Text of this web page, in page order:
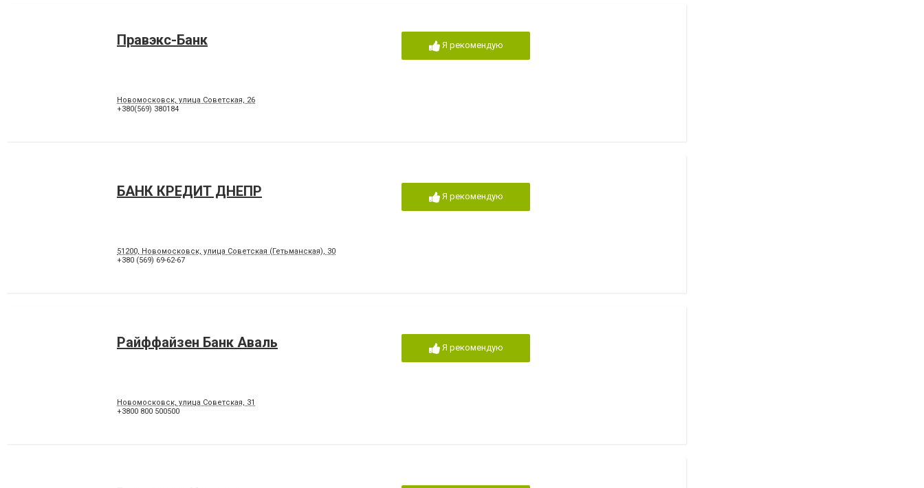
Правэкс-Банк
Новомосковск, улица Советская, 26
+380(569) 380184
Я рекомендую
БАНК КРЕДИТ ДНЕПР
51200, Новомосковск, улица Советская (Гетьманская), 30
+380 (569) 69-62-67
Я рекомендую
Райффайзен Банк Аваль
Новомосковск, улица Советская, 31
+3800 800 500500
Я рекомендую